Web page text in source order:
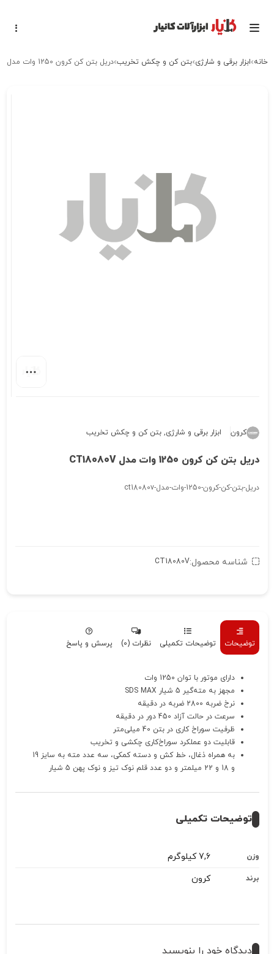
خانه ابزار برقی و شارژی بتن کن و چکش تخریب دریل بتن کن کرون 1250 وات مدل CT18080V
کرون ابزار برقی و شارژی,بتن کن و چکش تخریب
دریل بتن کن کرون 1250 وات مدل CT18080V
دریل-بتن-کن-کرون-1250-وات-مدل-ct18080v
شناسه محصول:CT18080V
توضیحات توضیحات تکمیلی نظرات (0) پرسش و پاسخ
دارای موتور با توان 1250 وات
مجهز به مته‌گیر 5 شیار SDS MAX
نرخ ضربه 2800 ضربه در دقیقه
سرعت در حالت آزاد 450 دور در دقیقه
ظرفیت سوراخ کاری در بتن 40 میلی‌متر
قابلیت دو عملکرد سوراخ‌کاری چکشی و تخریب
به همراه ذغال، خط کش و دسته کمکی، سه عدد مته به سایز 19
و 18 و 22 میلمتر و دو عدد قلم نوک تیز و نوک پهن 5 شیار
توضیحات تکمیلی
وزن 7,6 کیلوگرم
برند کرون
دیدگاه خود را بنویسید